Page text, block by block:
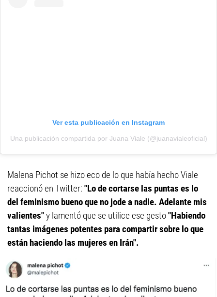
Ver esta publicación en Instagram
Una publicación compartida por Juana Viale (@juanavialeoficial)
Malena Pichot se hizo eco de lo que había hecho Viale
reaccionó en Twitter: "Lo de cortarse las puntas es lo
del feminismo bueno que no jode a nadie. Adelante mis
valientes"y lamentó que se utilice ese gesto"Habiendo
tantas imágenes potentes para compartir sobre lo que
están haciendo las mujeres en Irán".